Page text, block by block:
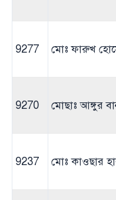
9277 মোঃ ফারুখ
9270 মোছাঃ আঙ্গুর
9237 মোঃ কাওছার